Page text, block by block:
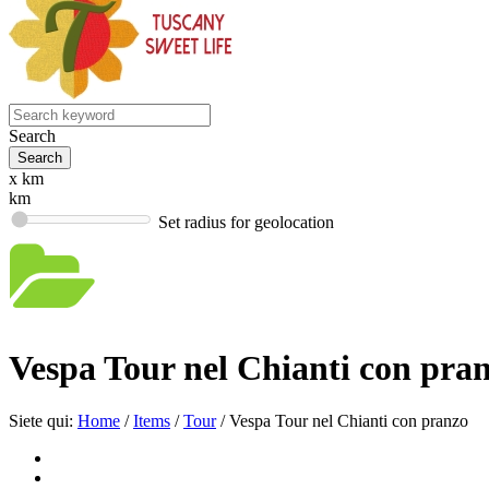
Search
x km
km
Set radius for geolocation
Vespa Tour nel Chianti con
Siete qui: Home / Items / Tour / Vespa Tour nel Chianti con pranzo